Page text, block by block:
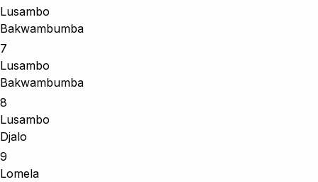
Lusambo
Bakwambumba
7
Lusambo
Bakwambumba
8
Lusambo
Djalo
9
Lomela